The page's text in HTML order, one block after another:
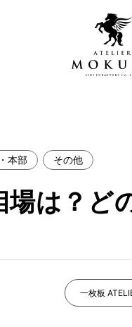
アムギャラリー
ー
ラリー
ー
本部 その他
は？ど
一枚板